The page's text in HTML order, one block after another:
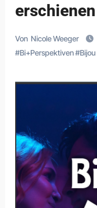
erschienen
Von Nicole Weeger
#Bi+Perspektiven#Bijou